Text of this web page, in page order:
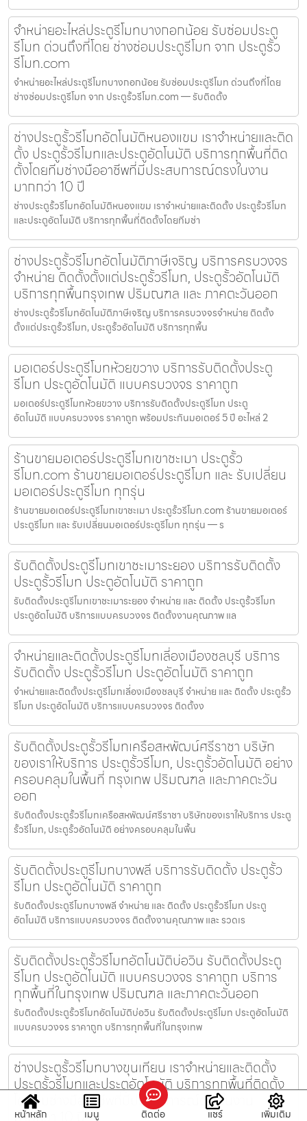
จำหน่ายอะไหล่ประตูรีโมทบางกอกน้อย รับซ่อมประตู
รีโมท ด่วนถึงที่โดย ช่างซ่อมประตูรีโมท จาก ประตูรั้ว
รีโมท.com
จำหน่ายอะไหล่ประตูรีโมทบางกอกน้อย รับซ่อมประตูรีโมท ด่วนถึงที่โดย
ช่างซ่อมประตูรีโมท จาก ประตูรั้วรีโมท.com — รับติดตั้ง
ช่างประตูรั้วรีโมทอัตโนมัติหนองแขม เราจำหน่ายและติด
ตั้ง ประตูรั้วรีโมทและประตูอัตโนมัติ บริการทุกพื้นที่ติด
ตั้งโดยทีมช่างมืออาชีพที่มีประสบการณ์ตรงในงาน
มากกว่า 10 ปี
ช่างประตูรั้วรีโมทอัตโนมัติหนองแขม เราจำหน่ายและติดตั้ง ประตูรั้วรีโมท
และประตูอัตโนมัติ บริการทุกพื้นที่ติดตั้งโดยทีมช่า
ช่างประตูรั้วรีโมทอัตโนมัติภาษีเจริญ บริการครบวงจร
จำหน่าย ติดตั้งตั้งแต่ประตูรั้วรีโมท, ประตูรั้วอัตโนมัติ
บริการทุกพื้นกรุงเทพ ปริมณฑล และ ภาคตะวันออก
ช่างประตูรั้วรีโมทอัตโนมัติภาษีเจริญ บริการครบวงจรจำหน่าย ติดตั้ง
ตั้งแต่ประตูรั้วรีโมท, ประตูรั้วอัตโนมัติ บริการทุกพื้น
มอเตอร์ประตูรีโมทห้วยขวาง บริการรับติดตั้งประตู
รีโมท ประตูอัตโนมัติ แบบครบวงจร ราคาถูก
มอเตอร์ประตูรีโมทห้วยขวาง บริการรับติดตั้งประตูรีโมท ประตู
อัตโนมัติ แบบครบวงจร ราคาถูก พร้อมประกันมอเตอร์ 5 ปี อะไหล่ 2
ร้านขายมอเตอร์ประตูรีโมทเขาชะเมา ประตูรั้ว
รีโมท.com ร้านขายมอเตอร์ประตูรีโมท และ รับเปลี่ยน
มอเตอร์ประตูรีโมท ทุกรุ่น
ร้านขายมอเตอร์ประตูรีโมทเขาชะเมา ประตูรั้วรีโมท.com ร้านขายมอเตอร์
ประตูรีโมท และ รับเปลี่ยนมอเตอร์ประตูรีโมท ทุกรุ่น — ร
รับติดตั้งประตูรีโมทเขาชะเมาระยอง บริการรับติดตั้ง
ประตูรั้วรีโมท ประตูอัตโนมัติ ราคาถูก
รับติดตั้งประตูรีโมทเขาชะเมาระยอง จำหน่าย และ ติดตั้ง ประตูรั้วรีโมท
ประตูอัตโนมัติ บริการแบบครบวงจร ติดตั้งงานคุณภาพ แล
จำหน่ายและติดตั้งประตูรีโมทเลี่องเมืองชลบุรี บริการ
รับติดตั้ง ประตูรั้วรีโมท ประตูอัตโนมัติ ราคาถูก
จำหน่ายและติดตั้งประตูรีโมทเลี่องเมืองชลบุรี จำหน่าย และ ติดตั้ง ประตูรั้ว
รีโมท ประตูอัตโนมัติ บริการแบบครบวงจร ติดตั้งง
รับติดตั้งประตูรั้วรีโมทเครือสหพัฒน์ศรีราชา บริษัท
ของเราให้บริการ ประตูรั้วรีโมท, ประตูรั้วอัตโนมัติ อย่าง
ครอบคลุมในพื้นที่ กรุงเทพ ปริมณฑล และภาคตะวัน
ออก
รับติดตั้งประตูรั้วรีโมทเครือสหพัฒน์ศรีราชา บริษัทของเราให้บริการ ประตู
รั้วรีโมท, ประตูรั้วอัตโนมัติ อย่างครอบคลุมในพื้น
รับติดตั้งประตูรีโมทบางพลี บริการรับติดตั้ง ประตูรั้ว
รีโมท ประตูอัตโนมัติ ราคาถูก
รับติดตั้งประตูรีโมทบางพลี จำหน่าย และ ติดตั้ง ประตูรั้วรีโมท ประตู
อัตโนมัติ บริการแบบครบวงจร ติดตั้งงานคุณภาพ และ รวดเร
รับติดตั้งประตูรั้วรีโมทอัตโนมัติบ่อวิน รับติดตั้งประตู
รีโมท ประตูอัตโนมัติ แบบครบวงจร ราคาถูก บริการ
ทุกพื้นที่ในกรุงเทพ ปริมณฑล และภาคตะวันออก
รับติดตั้งประตูรั้วรีโมทอัตโนมัติบ่อวิน รับติดตั้งประตูรีโมท ประตูอัตโนมัติ
แบบครบวงจร ราคาถูก บริการทุกพื้นที่ในกรุงเทพ
ช่างประตูรั้วรีโมทบางขุนเทียน เราจำหน่ายและติดตั้ง
ประตูรั้วรีโมทและประตูอัตโนมัติ บริการทุกพื้นที่ติดตั้ง
โดยทีมช่างมืออาชีพที่มีประสบการณ์ตรงในงาน
หน้าหลัก เมนู ติดต่อ แชร์ เพิ่มเติม